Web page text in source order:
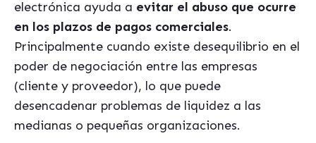
electrónica ayuda a evitar el abuso que ocurre
en los plazos de pagos comerciales.
Principalmente cuando existe desequilibrio en el
poder de negociación entre las empresas
(cliente y proveedor), lo que puede
desencadenar problemas de liquidez a las
medianas o pequeñas organizaciones.